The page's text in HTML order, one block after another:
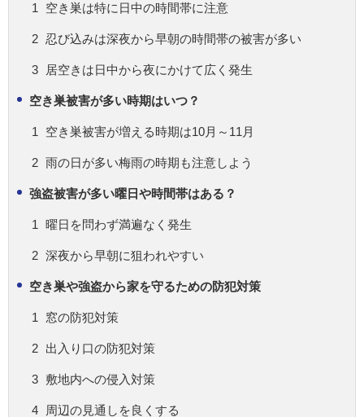
空き巣は特に日中の時間帯に注意
忍び込みは深夜から早朝の時間帯の被害が多い
居空きは日中から夜にかけて広く発生
空き巣被害が多い時期はいつ？
空き巣被害が増える時期は10月～11月
雨の日が多い梅雨の時期も注意しよう
強盗被害が多い曜日や時間帯はある？
曜日を問わず満遍なく発生
深夜から早朝に狙われやすい
空き巣や強盗から家を守るための防犯対策
窓の防犯対策
出入り口の防犯対策
敷地内への侵入対策
周辺の見通しを良くする